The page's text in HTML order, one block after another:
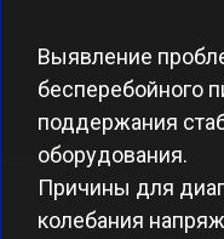
Выявление
бесперебойного
поддержания
оборудования.
Причины для
колебания